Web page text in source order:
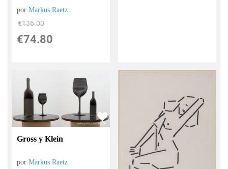
porMarkus Raetz
€136.00
€74.80
Gross y Klein
porMarkus Raetz